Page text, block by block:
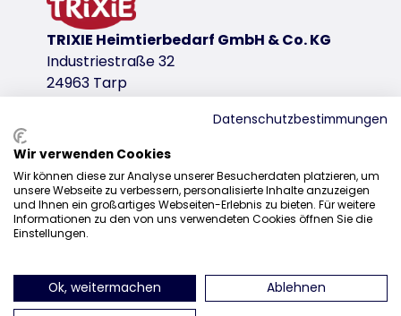
product variant
product variant: unique product number
Measurements
ø 4 cm
Contents/Weight
17 g
Type of feed
<table><tr><td>Complementary pet food</td></
Composition & Labelling
no added sugar
Store in a cool and dry place.
TRIXIE Heimtierbedarf GmbH & Co. KG
Industriestraße 32
24963 Tarp
Sales
0207 1542940
sales@trixieuk.uk
find us on Instagram
find us on Facebook
find us on Pinterest
find us on
Datenschutzbestimmungen
Wir verwenden Cookies
Wir können diese zur Analyse unserer Besucherdaten platzieren, um
unsere Webseite zu verbessern, personalisierte Inhalte anzuzeigen
und Ihnen ein großartiges Webseiten-Erlebnis zu bieten. Für weitere
Informationen zu den von uns verwendeten Cookies öffnen Sie die
Einstellungen.
Ok, weitermachen
Ablehnen